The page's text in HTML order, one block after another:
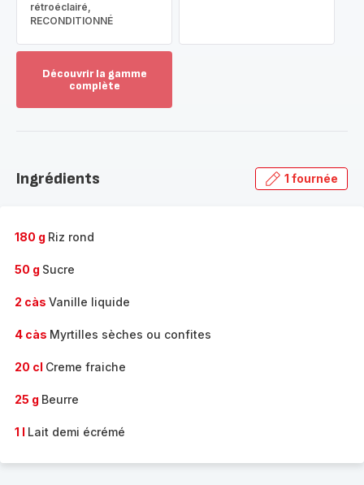
rétroéclairé,
RECONDITIONNÉ
Découvrir la gamme
complète
gamme
Ingrédients 1 fournée
180 g Riz rond
50 g Sucre
2 càs Vanille liquide
4 càs Myrtilles sèches ou confites
20 cl Creme fraiche
25 g Beurre
1 l Lait demi écrémé